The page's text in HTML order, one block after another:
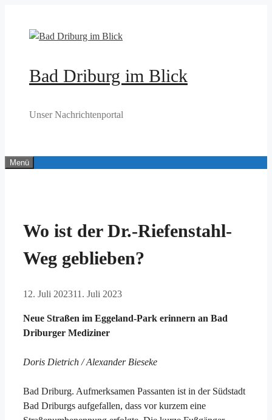
springen
Bad Driburg im Blick
Unser Nachrichtenportal
Menü
Wo ist der Dr.-Riefenstahl-
Weg geblieben?
12. Juli 202311. Juli 2023
Neue Straßen im Eggeland-Park erinnern an Bad
Driburger Mediziner
Doris Dietrich / Alexander Bieseke
Bad Driburg. Aufmerksamen Passanten ist in der Südstadt
Bad Driburgs aufgefallen, dass vor kurzem eine